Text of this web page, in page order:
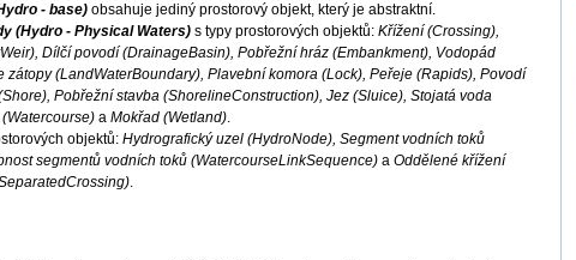
- base) obsahuje jediný prostorový objekt, který je abstraktní.
(Hydro - Physical Waters) s typy prostorových objektů: Křížení (Crossing),
Dílčí povodí (DrainageBasin), Pobřežní hráz (Embankment), Vodopád
zátopy (LandWaterBoundary), Plavební komora (Lock), Peřeje (Rapids), Povodí
Pobřežní stavba (ShorelineConstruction), Jez (Sluice), Stojatá voda
a Mokřad (Wetland).
objektů: Hydrografický uzel (HydroNode), Segment vodních toků
segmentů vodních toků (WatercourseLinkSequence) a Oddělené křížení
.